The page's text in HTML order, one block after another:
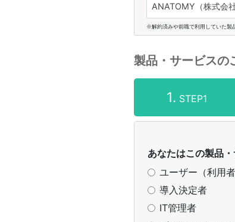
ANATOMY（株式会
※解約済みや前職で利用していた製
製品・サービスの
1. STEP1
あなたはこの製品
ユーザー（利用者
導入決定者
IT管理者